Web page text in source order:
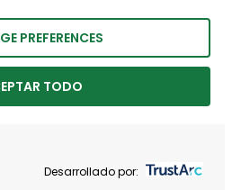
PREFERENCES
TODO
Desarrollado por: